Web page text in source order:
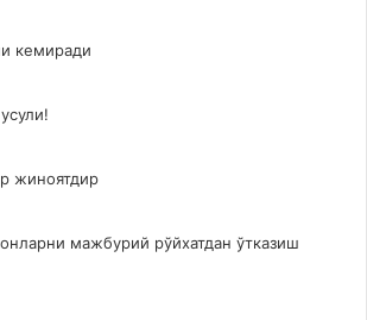
кемиради
жиноятдир
мажбурий рўйхатдан ўтказиш